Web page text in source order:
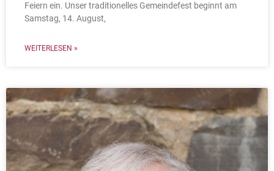
Feiern ein. Unser traditionelles Gemeindefest beginnt am
Samstag, 14. August,
WEITERLESEN »